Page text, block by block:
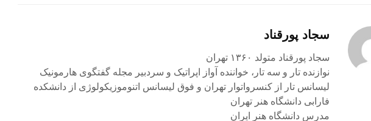
سجاد پورقناد
سجاد پورقناد متولد ۱۳۶۰ تهران
نوازنده تار و سه تار، خواننده آواز اپراتیک و سردبیر مجله گفتگوی هارمونیک
لیسانس تار از کنسرواتوار تهران و فوق لیسانس اتنوموزیکولوژی از دانشکده
فارابی دانشگاه هنر تهران
مدرس دانشگاه هنر ایران